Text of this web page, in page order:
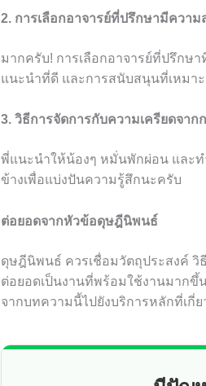
2. การเลือกอาจารย์ที่ปรึกษามีควา
มากครับ! การเลือกอาจารย์ที่ปรึกษ
แนะนำที่ดี และการสนับสนุนที่เหมา
3. วิธีการจัดการกับความเครียดจาก
พี่แนะนำให้น้องๆ หมั่นพักผ่อน และ
ข้างเพื่อแบ่งปันความรู้สึกนะครับ
ต่อยอดจากหัวข้อดุษฎีนิพนธ์
ดุษฎีนิพนธ์ ควรเชื่อมวัตถุประสงค์ วิ
ต่อยอดเป็นงานที่พร้อมใช้งานมากขึ้
จากบทความนี้ไปยังบริการหลักที่เกี่ย